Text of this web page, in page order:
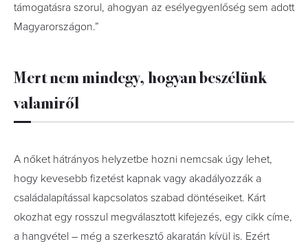
támogatásra szorul, ahogyan az esélyegyenlőség sem adott
Magyarországon.”
Mert nem mindegy, hogyan beszélünk
valamiről
A nőket hátrányos helyzetbe hozni nemcsak úgy lehet,
hogy kevesebb fizetést kapnak vagy akadályozzák a
családalapítással kapcsolatos szabad döntéseiket. Kárt
okozhat egy rosszul megválasztott kifejezés, egy cikk címe,
a hangvétel – még a szerkesztő akaratán kívül is. Ezért